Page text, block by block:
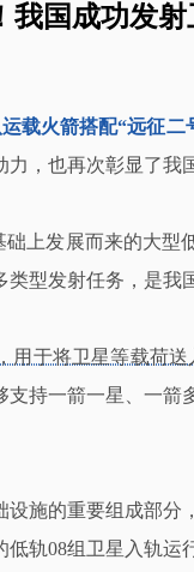
我国成功发
载火箭搭配“远征
，也再次彰显了我
上发展而来的大
型发射任务，是我
用于将卫星等载荷
持一箭一星、一
施的重要组成部
轨08组卫星入轨